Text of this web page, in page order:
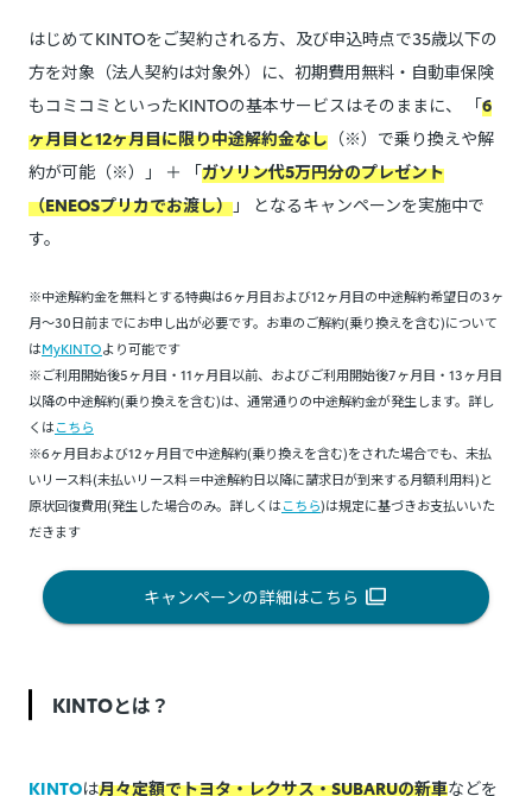
はじめてKINTOをご契約される方、及び申込時点で35歳以下の
方を対象（法人契約は対象外）に、初期費用無料・自動車保険
もコミコミといったKINTOの基本サービスはそのままに、 「6
ヶ月目と12ヶ月目に限り中途解約金なし （※）で乗り換えや解
約が可能（※）」 ＋ 「ガソリン代5万円分のプレゼント
（ENEOSプリカでお渡し） 」 となるキャンペーンを実施中で
す。
※中途解約金を無料とする特典は6ヶ月目および12ヶ月目の中途解約希望日の3ヶ
月～30日前までにお申し出が必要です。お車のご解約(乗り換えを含む)について
はMyKINTOより可能です
※ご利用開始後5ヶ月目・11ヶ月目以前、およびご利用開始後7ヶ月目・13ヶ月目
以降の中途解約(乗り換えを含む)は、通常通りの中途解約金が発生します。詳し
くはこちら
※6ヶ月目および12ヶ月目で中途解約(乗り換えを含む)をされた場合でも、未払
いリース料(未払いリース料＝中途解約日以降に請求日が到来する月額利用料)と
原状回復費用(発生した場合のみ。詳しくはこちら)は規定に基づきお支払いいた
だきます
キャンペーンの詳細はこちら
KINTOとは？
KINTOは月々定額でトヨタ・レクサス・SUBARUの新車などを